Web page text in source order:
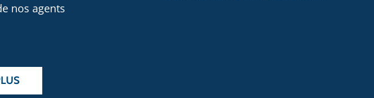
nos agents